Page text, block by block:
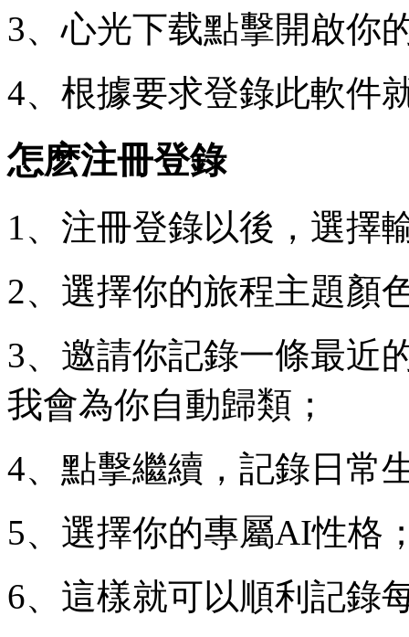
3、心光下载點擊開啟你
4、根據要求登錄此軟件
怎麽注冊登錄
1、注冊登錄以後，選擇
2、選擇你的旅程主題顏
3、邀請你記錄一條最近
我會為你自動歸類；
4、點擊繼續，記錄日常
5、選擇你的專屬AI性格
6、這樣就可以順利記錄